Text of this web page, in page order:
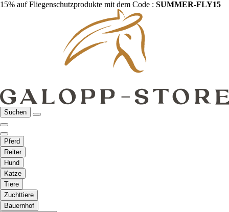
15% auf Fliegenschutzprodukte mit dem Code : SUMMER-FLY15
Suchen
Pferd
Reiter
Hund
Katze
Tiere
Zuchttiere
Bauernhof